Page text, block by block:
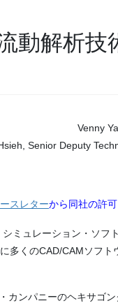
動解析技
Venny
Senior Deputy
スレターから同社の許
ミュレーション・ソフ
多くのCAD/CAMソフ
カンパニーのヘキサゴ